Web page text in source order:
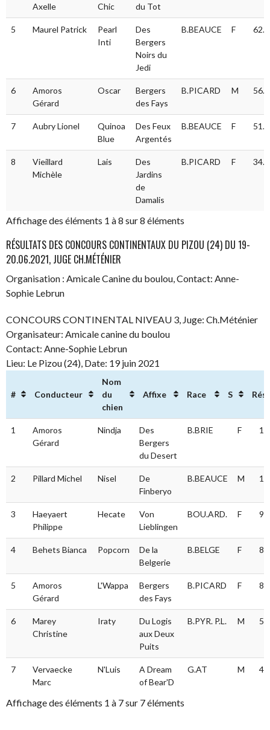
Axelle
Chic
du Tot
5 Maurel Patrick
Pearl
Inti
Des
Bergers
Noirs du
Jedi
B.BEAUCE F 62.0
6
Amoros
Gérard
Oscar
Bergers
des Fays
B.PICARD M 56.0
7 Aubry Lionel
Quinoa
Blue
Des Feux
Argentés
B.BEAUCE F 51.5
8
Vieillard
Michèle
Lais
Des
Jardins
de
Damalis
B.PICARD F
Affichage des éléments 1 à 8 sur 8 éléments
RÉSULTATS DES CONCOURS CONTINENTAUX DU PIZOU (24) DU 19-
20.06.2021, JUGE CH.MÉTÉNIER
Organisation : Amicale Canine du boulou, Contact: Anne-
Sophie Lebrun
CONCOURS CONTINENTAL NIVEAU 3, Juge: Ch.Méténier
Organisateur: Amicale canine du boulou
Contact: Anne-Sophie Lebrun
Lieu: Le Pizou (24), Date: 19 juin 2021
# Conducteur
Nom
du
chien
Affixe Race S
# Conducteur
Nom
Affixe Race S
1
Amoros
Gérard
Nindja
Des
Bergers
du Desert
B.BRIE F
2 Pillard Michel Nisel
De
Finberyo
B.BEAUCE M
3
Haeyaert
Philippe
Hecate
Von
Lieblingen
BOU.ARD. F
4 Behets Bianca Popcorn
De la
Belgerie
B.BELGE F
5
Amoros
Gérard
L'Wappa
Bergers
des Fays
B.PICARD F
6
Marey
Christine
Iraty
Du Logis
aux Deux
Puits
B.PYR. P.L. M
7
Vervaecke
Marc
N'Luis
A Dream
of Bear'D
G.AT M
Affichage des éléments 1 à 7 sur 7 éléments